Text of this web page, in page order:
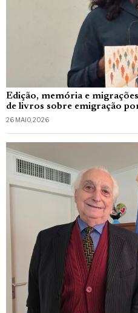
Edição, memória e
de livros sobre emigração
26 MAIO, 2026